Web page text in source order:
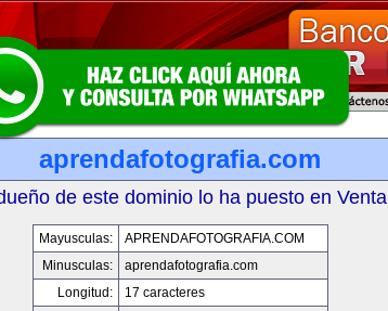
aprendafotografia.com
de este dominio lo ha puesto en Venta
Mayusculas:
APRENDAFOTOGRAFIA.COM
Minusculas:
aprendafotografia.com
Longitud:
17 caracteres